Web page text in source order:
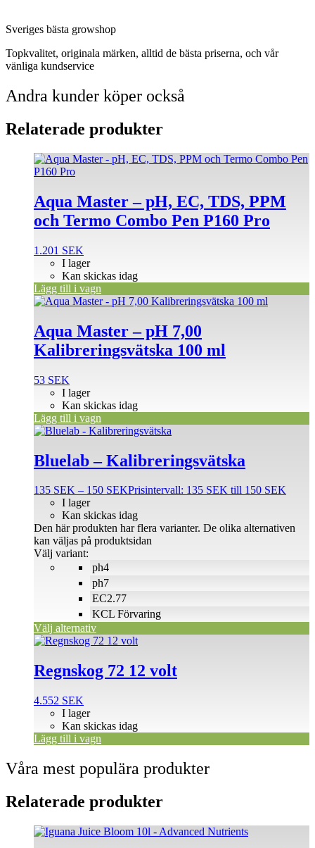
Sveriges bästa growshop
Topkvalitet, originala märken, alltid de bästa priserna, och vår
vänliga kundservice
Andra kunder köper också
Relaterade produkter
Aqua Master – pH, EC, TDS, PPM
och Termo Combo Pen P160 Pro
1.201 SEK
I lager
Kan skickas idag
Lägg till i vagn
Aqua Master – pH 7,00
Kalibreringsvätska 100 ml
53 SEK
I lager
Kan skickas idag
Lägg till i vagn
Bluelab – Kalibreringsvätska
135 SEK – 150 SEKPrisintervall: 135 SEK till 150 SEK
ph4
ph7
EC2.77
KCL Förvaring
I lager
Kan skickas idag
Välj variant:
Välj alternativ
Den här produkten har flera varianter. De olika alternativen
kan väljas på produktsidan
Regnskog 72 12 volt
4.552 SEK
I lager
Kan skickas idag
Lägg till i vagn
Våra mest populära produkter
Relaterade produkter